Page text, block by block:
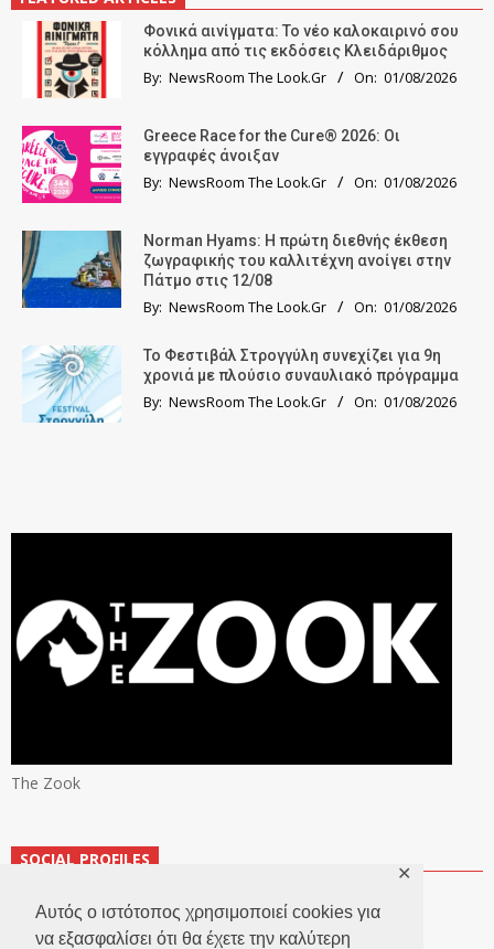
Αυτός ο ιστότοπος χρησιμοποιεί cookies για
να εξασφαλίσει ότι θα έχετε την καλύτερη
✕
Φονικά αινίγματα: Το νέο καλοκαιρινό σου
κόλλημα από τις εκδόσεις Κλειδάριθμος
By: NewsRoom The Look.Gr On: 01/08/2026
Greece Race for the Cure® 2026: Οι
εγγραφές άνοιξαν
By: NewsRoom The Look.Gr On: 01/08/2026
Norman Hyams: Η πρώτη διεθνής έκθεση
ζωγραφικής του καλλιτέχνη ανοίγει στην
Πάτμο στις 12/08
By: NewsRoom The Look.Gr On: 01/08/2026
Το Φεστιβάλ Στρογγύλη συνεχίζει για 9η
χρονιά με πλούσιο συναυλιακό πρόγραμμα
By: NewsRoom The Look.Gr On: 01/08/2026
The Zook
SOCIAL PROFILES